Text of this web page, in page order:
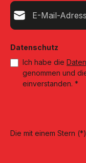
E-Mail-Adresse*
Datenschutz
Ich habe die
genommen und
einverstanden. *
Die mit einem Stern